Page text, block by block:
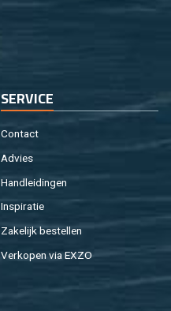
SER­VI­CE
Con­tact
Ad­vies
Hand­lei­din­gen
In­spi­ra­tie
Za­ke­lijk be­stel­len
Ver­ko­pen via EXZO